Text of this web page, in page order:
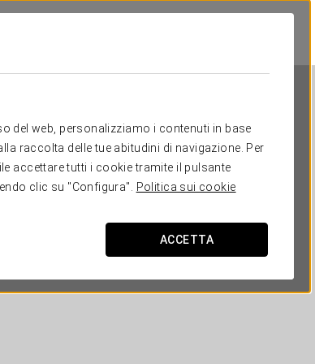
del web, personalizziamo i contenuti in base
raccolta delle tue abitudini di navigazione. Per
accettare tutti i cookie tramite il pulsante
clic su "Configura".
Politica sui cookie
ACCETTA
Dorma Liberdade
LISBONA